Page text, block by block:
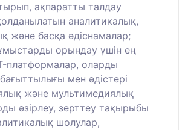
ақпаратты талдау
аналитикалық,
және басқа әдіснамалар;
орындау үшін ең
платформалар, оларды
мен әдістері
және мультимедиялық
әзірлеу, зерттеу тақырыбы
шолулар,